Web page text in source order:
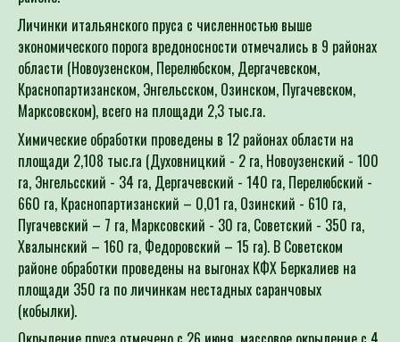
Личинки итальянского пруса с численностью выше
экономического порога вредоносности отмечались в 9 районах
области (Новоузенском, Перелюбском, Дергачевском,
Краснопартизанском, Энгельсском, Озинском, Пугачевском,
Марксовском), всего на площади 2,3 тыс.га.
Химические обработки проведены в 12 районах области на
площади 2,108 тыс.га (Духовницкий - 2 га, Новоузенский - 100
га, Энгельсский - 34 га, Дергачевский - 140 га, Перелюбский -
660 га, Краснопартизанский – 0,01 га, Озинский - 610 га,
Пугачевский – 7 га, Марксовский - 30 га, Советский - 350 га,
Хвалынский – 160 га, Федоровский – 15 га). В Советском
районе обработки проведены на выгонах КФХ Беркалиев на
площади 350 га по личинкам нестадных саранчовых
(кобылки).
Окрыление пруса отмечено с 26 июня, массовое окрыление с 4